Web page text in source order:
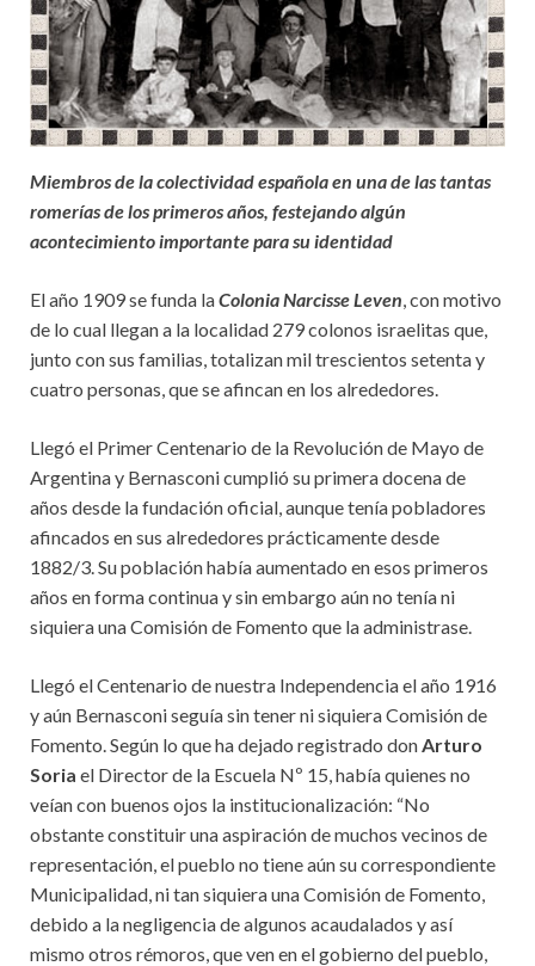
Miembros de la colectividad española en una de las tantas
romerías de los primeros años, festejando algún
acontecimiento importante para su identidad
El año 1909 se funda laColonia Narcisse Leven , con motivo
de lo cual llegan a la localidad 279 colonos israelitas que,
junto con sus familias, totalizan mil trescientos setenta y
cuatro personas, que se afincan en los alrededores.
Llegó el Primer Centenario de la Revolución de Mayo de
Argentina y Bernasconi cumplió su primera docena de
años desde la fundación oficial, aunque tenía pobladores
afincados en sus alrededores prácticamente desde
1882/3. Su población había aumentado en esos primeros
años en forma continua y sin embargo aún no tenía ni
siquiera una Comisión de Fomento que la administrase.
Llegó el Centenario de nuestra Independencia el año 1916
y aún Bernasconi seguía sin tener ni siquiera Comisión de
Fomento. Según lo que ha dejado registrado don Arturo
Soria el Director de la Escuela Nº 15, había quienes no
veían con buenos ojos la institucionalización: “No
obstante constituir una aspiración de muchos vecinos de
representación, el pueblo no tiene aún su correspondiente
Municipalidad, ni tan siquiera una Comisión de Fomento,
debido a la negligencia de algunos acaudalados y así
mismo otros rémoros, que ven en el gobierno del pueblo,